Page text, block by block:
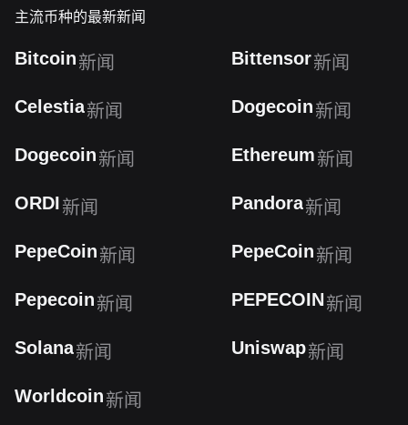
主流币种的最新新闻
Bitcoin新闻 Bittensor新闻
Celestia新闻 Dogecoin新闻
Dogecoin新闻 Ethereum新闻
ORDI新闻 Pandora新闻
PepeCoin新闻 PepeCoin新闻
Pepecoin新闻 PEPECOIN新闻
Solana新闻 Uniswap新闻
Worldcoin新闻